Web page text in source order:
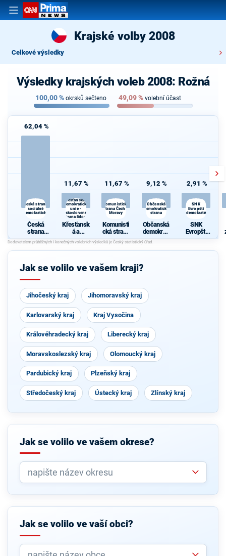
Krajské volby 2008
Celkové výsledky
Výsledky krajských voleb 2008: Rožná
100,00% okrsků sečteno 49,09% volební účast
62,04 %
Česká strana
sociálně
demokratická
Česká
strana
sociálně
demokrati
cká
11,67 %
Křesťanská a
demokratická
unie -
Československá
strana lidová
Křesťansk
á a
demokrati
cká unie -
Českoslov
strana
11,67 %
Komunistická
strana Čech a
Moravy
Komunisti
cká strana
Čech a
Moravy
9,12 %
Občanská
demokratická
strana
Občanská
demokrati
cká strana
2,91 %
SNK
Evropští
demokraté
SNK
Evropští
demokraté
Jak se volilo ve vašem kraji?
Jihočeský kraj Jihomoravský kraj
Karlovarský kraj Kraj Vysočina
Královéhradecký kraj Liberecký kraj
Moravskoslezský kraj Olomoucký kraj
Pardubický kraj Plzeňský kraj
Středočeský kraj Ústecký kraj Zlínský kraj
Jak se volilo ve vašem okrese?
Jak se volilo ve vaší obci?